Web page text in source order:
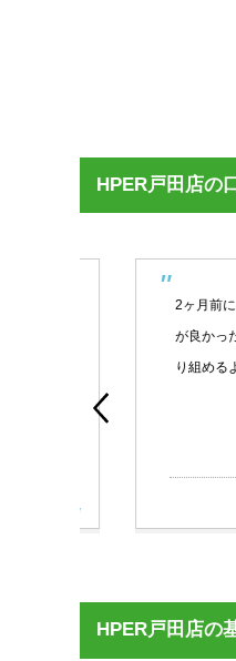
HPER戸田店の
2ヶ月前に入会
が良かったで
り組めるよう
HPER戸田店の